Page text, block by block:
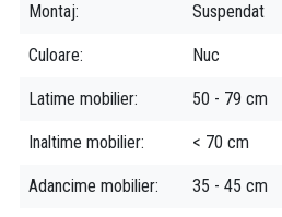
Montaj Suspendat
Culoare Nuc
Latime mobilier 50 - 79 cm
Inaltime mobilier < 70 cm
Adancime mobilier 35 - 45 cm